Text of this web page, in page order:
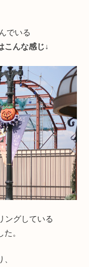
でいる
こんな感じ↓
ングしている
。